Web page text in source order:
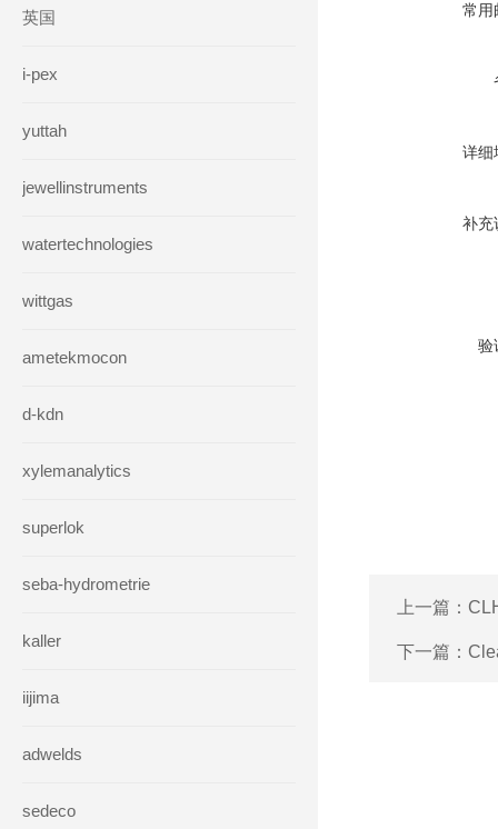
英国
i-pex
yuttah
jewellinstruments
watertechnologies
wittgas
ametekmocon
d-kdn
xylemanalytics
superlok
seba-hydrometrie
kaller
iijima
adwelds
sedeco
常用
详细
补充
验
上一篇：
下一篇：